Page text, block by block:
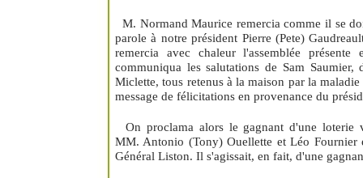
M. Normand Maurice remercia comme il se
parole à notre président Pierre (Pete)
remercia avec chaleur l'assemblée
communiqua les salutations de Sam
Miclette, tous retenus à la maison par la
message de félicitations en provenance du
On proclama alors le gagnant d'une loterie
MM. Antonio (Tony) Ouellette et Léo
Général Liston. Il s'agissait, en fait, d'une